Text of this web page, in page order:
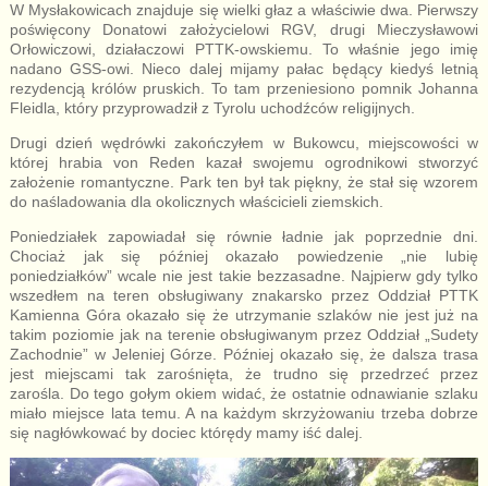
W Mysłakowicach znajduje się wielki głaz a właściwie dwa. Pierwszy
poświęcony Donatowi założycielowi RGV, drugi Mieczysławowi
Orłowiczowi, działaczowi PTTK-owskiemu. To właśnie jego imię
nadano GSS-owi. Nieco dalej mijamy pałac będący kiedyś letnią
rezydencją królów pruskich. To tam przeniesiono pomnik Johanna
Fleidla, który przyprowadził z Tyrolu uchodźców religijnych.
Drugi dzień wędrówki zakończyłem w Bukowcu, miejscowości w
której hrabia von Reden kazał swojemu ogrodnikowi stworzyć
założenie romantyczne. Park ten był tak piękny, że stał się wzorem
do naśladowania dla okolicznych właścicieli ziemskich.
Poniedziałek zapowiadał się równie ładnie jak poprzednie dni.
Chociaż jak się później okazało powiedzenie „nie lubię
poniedziałków” wcale nie jest takie bezzasadne. Najpierw gdy tylko
wszedłem na teren obsługiwany znakarsko przez Oddział PTTK
Kamienna Góra okazało się że utrzymanie szlaków nie jest już na
takim poziomie jak na terenie obsługiwanym przez Oddział „Sudety
Zachodnie” w Jeleniej Górze. Później okazało się, że dalsza trasa
jest miejscami tak zarośnięta, że trudno się przedrzeć przez
zarośla. Do tego gołym okiem widać, że ostatnie odnawianie szlaku
miało miejsce lata temu. A na każdym skrzyżowaniu trzeba dobrze
się nagłówkować by dociec którędy mamy iść dalej.